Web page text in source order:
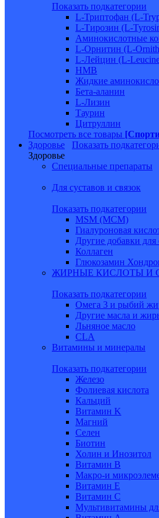
Показать подкатегории
L-Триптофан (L-
L-Тирозин (L-
Аминокислотные
L-Орнитин (L-
L-Лейцин (L-
HMB
Жидкие
Бета-аланин
L-Лизин
Таурин
Цитруллин
Посмотреть все товары
Здоровье
Показать
Здоровье
Специальные препараты
Для суставов и связок
Показать подкатегории
MSM (МСМ)
Гиалуроновая
Другие добавки для
Коллаген
Глюкозамин
ЖИРНЫЕ КИСЛОТЫ И
Показать подкатегории
Омега 3 и рыбий
Другие масла и
Льняное масло
CLA
Витамины и минералы
Показать подкатегории
Железо
Фолиевая кислота
Кальций
Витамин K
Магний
Селен
Биотин
Холин и Инозитол
Витамин B
Макро-и
Витамин Е
Витамин С
Мультивитамины